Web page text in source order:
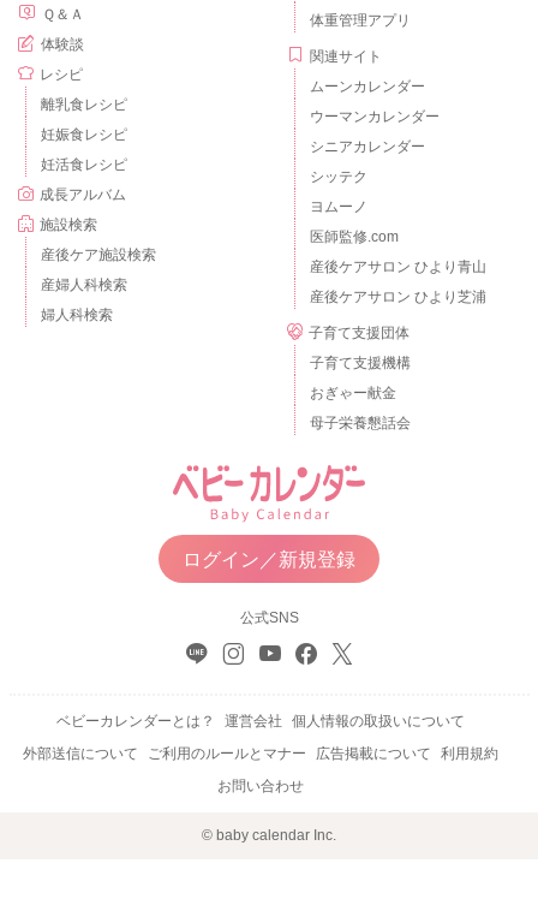
Ｑ＆Ａ
体験談
レシピ
離乳食レシピ
妊娠食レシピ
妊活食レシピ
成長アルバム
施設検索
産後ケア施設検索
産婦人科検索
婦人科検索
体重管理アプリ
関連サイト
ムーンカレンダー
ウーマンカレンダー
シニアカレンダー
シッテク
ヨムーノ
医師監修.com
産後ケアサロン ひより青山
産後ケアサロン ひより芝浦
子育て支援団体
子育て支援機構
おぎゃー献金
母子栄養懇話会
ログイン／新規登録
公式SNS
ベビーカレンダーとは？ 運営会社
個人情報の取扱いについて
外部送信について
ご利用のルールとマナー 広告掲載について
利用規約
お問い合わせ
© baby calendar Inc.